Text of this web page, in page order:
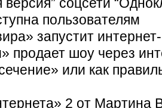
пользователям
запустит
продает шоу через
или как
2 от Мартина